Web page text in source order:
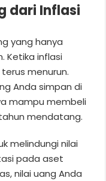
dari Inflasi
yang hanya
Ketika inflasi
menurun.
Anda simpan di
mampu membeli
mendatang.
melindungi nilai
pada aset
nilai uang Anda